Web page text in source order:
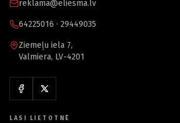
reklama@eliesma.lv
64225016 · 29449035
Ziemeļu iela 7,
Valmiera, LV-4201
LASI LIETOTNĒ